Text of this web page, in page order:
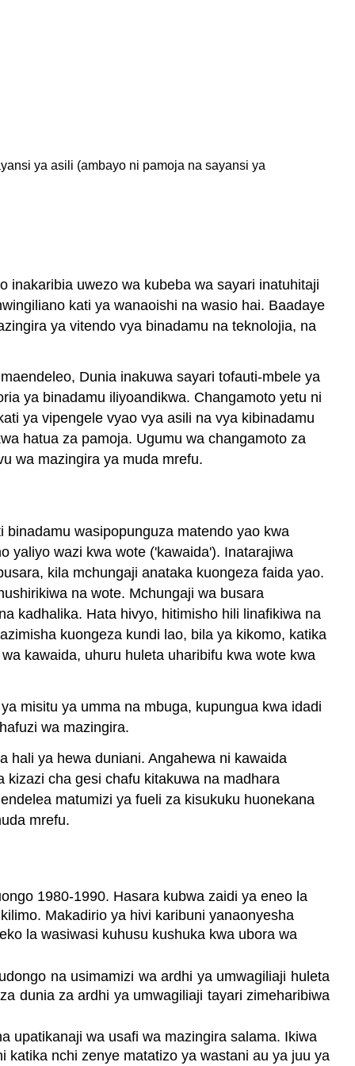
ya asili (ambayo ni pamoja na sayansi ya
inakaribia uwezo wa kubeba wa sayari inatuhitaji
kati ya wanaoishi na wasio hai. Baadaye
ya vitendo vya binadamu na teknolojia, na
Dunia inakuwa sayari tofauti-mbele ya
ya binadamu iliyoandikwa. Changamoto yetu ni
ya vipengele vyao vya asili na vya kibinadamu
hatua za pamoja. Ugumu wa changamoto za
wa mazingira ya muda mrefu.
wasipopunguza matendo yao kwa
yaliyo wazi kwa wote ('kawaida'). Inatarajiwa
kila mchungaji anataka kuongeza faida yao.
na wote. Mchungaji wa busara
kadhalika. Hata hivyo, hitimisho hili linafikiwa na
kuongeza kundi lao, bila ya kikomo, katika
kawaida, uhuru huleta uharibifu kwa wote kwa
misitu ya umma na mbuga, kupungua kwa idadi
wa mazingira.
hali ya hewa duniani. Angahewa ni kawaida
cha gesi chafu kitakuwa na madhara
matumizi ya fueli za kisukuku huonekana
mrefu.
1980-1990. Hasara kubwa zaidi ya eneo la
Makadirio ya hivi karibuni yanaonyesha
la wasiwasi kuhusu kushuka kwa ubora wa
na usimamizi wa ardhi ya umwagiliaji huleta
dunia za ardhi ya umwagiliaji tayari zimeharibiwa
upatikanaji wa usafi wa mazingira salama. Ikiwa
nchi zenye matatizo ya wastani au ya juu ya